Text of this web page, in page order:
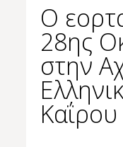
Ο
28ης
στην
Καΐρου